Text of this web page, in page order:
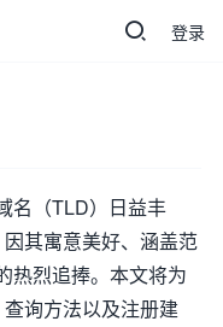
登录
名（TLD）日益丰
其寓意美好、涵盖范
热烈追捧。本文将为
询方法以及注册建